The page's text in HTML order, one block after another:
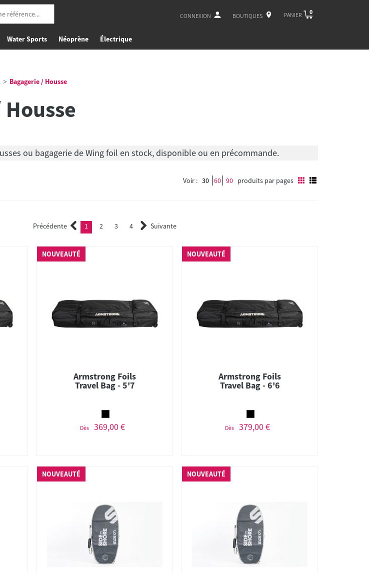
CONNEXION BOUTIQUES PANIER 0
Water Sports Néoprène Électrique
Bagagerie / Housse
ou bagagerie de Wing foil en stock, disponible ou en précommande.
Voir : 30 60 90 produits par pages
Précédente 1 (current)
2 3 4 Suivante
NOUVEAUTÉ
Armstrong Foils
Travel Bag - 5'7
Dès 369,00 €
NOUVEAUTÉ
Armstrong Foils
Travel Bag - 6'6
Dès 379,00 €
NOUVEAUTÉ NOUVEAUTÉ